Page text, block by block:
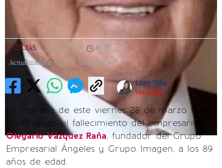
NOTICIAS | 28/03/2025 10:10
Actualizada
28/03/2025 15:53
Lexy Villa
Ver perfil
La mañana de este viernes 28 de marzo fue
confirmado el fallecimiento del empresario
Olegario Vázquez Raña, fundador del Grupo
Empresarial Ángeles y Grupo Imagen, a los 89
años de edad.